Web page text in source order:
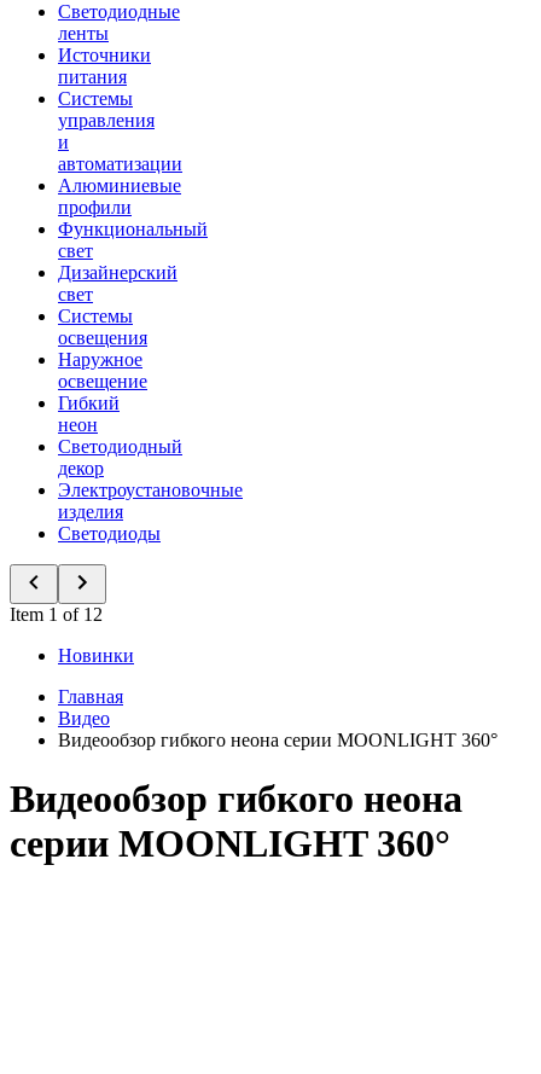
Светодиодные
ленты
Источники
питания
Системы
управления
и
автоматизации
Алюминиевые
профили
Функциональный
свет
Дизайнерский
свет
Системы
освещения
Наружное
освещение
Гибкий
неон
Светодиодный
декор
Электроустановочные
изделия
Светодиоды
Item 1 of 12
Новинки
Главная
Видео
Видеообзор гибкого неона серии MOONLIGHT 360°
Видеообзор гибкого неона
серии MOONLIGHT 360°